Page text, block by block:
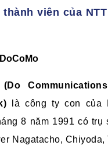
viên của
(Do
là công ty con của
8 năm 1991 có trụ
Nagatacho, Chiyoda,